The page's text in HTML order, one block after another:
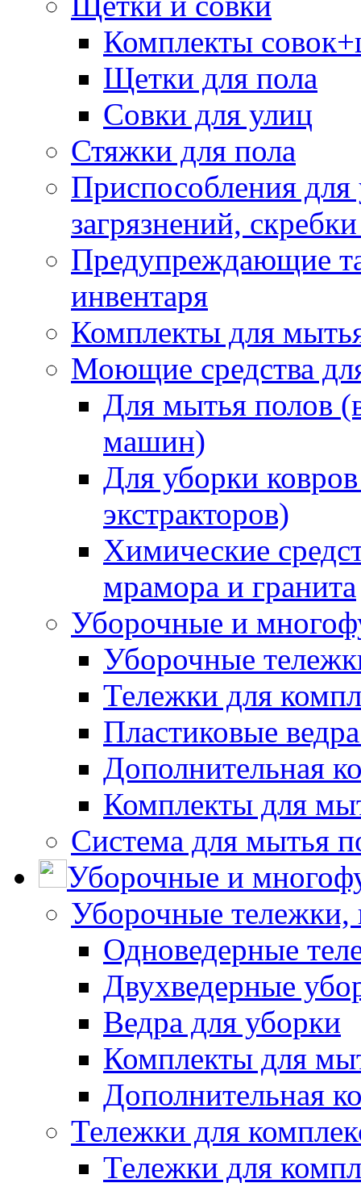
Комплекты
Щетки для пола
Совки для улиц
Стяжки для пола
Приспособления
загрязнений,
Предупреждающие
инвентаря
Комплекты для
Моющие средства
Для мытья полов
машин)
Для уборки
экстракторов)
Химические
мрамора и гранита
Уборочные и
Уборочные
Тележки для
Пластиковые
Дополнительная
Комплекты для
Система для мытья
Уборочные и
Уборочные тележки,
Одноведерные
Двухведерные
Ведра для уборки
Комплекты для
Дополнительная
Тележки для
Тележки для